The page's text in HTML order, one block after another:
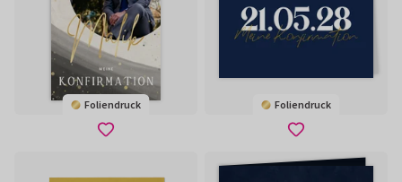
Foliendruck Foliendruck